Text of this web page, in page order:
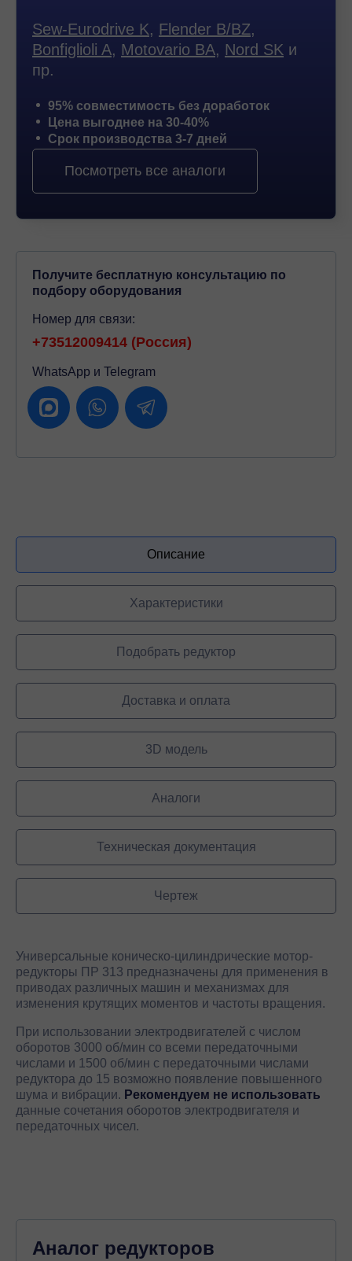
Sew-Eurodrive K, Flender B/BZ,
Bonfiglioli A, Motovario BA, Nord SK и
пр.
95% совместимость без доработок
Цена выгоднее на 30-40%
Срок производства 3-7 дней
Посмотреть все аналоги
Получите бесплатную консультацию по
подбору оборудования
Номер для связи:
+73512009414 (Россия)
WhatsApp и Telegram
Описание
Характеристики
Подобрать редуктор
Доставка и оплата
3D модель
Аналоги
Техническая документация
Чертеж
Универсальные коническо-цилиндрические мотор-
редукторы ПР 313 предназначены для применения в
приводах различных машин и механизмах для
изменения крутящих моментов и частоты вращения.
При использовании электродвигателей с числом
оборотов 3000 об/мин со всеми передаточными
числами и 1500 об/мин с передаточными числами
редуктора до 15 возможно появление повышенного
шума и вибрации. Рекомендуем не использовать
данные сочетания оборотов электродвигателя и
передаточных чисел.
Аналог редукторов